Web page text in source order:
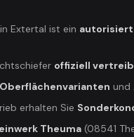
Extertal ist ein
offiziell
und
erhalten Sie
Theuma (08541